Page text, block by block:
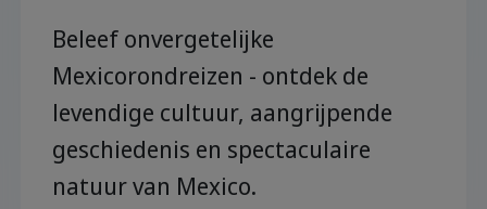
Beleef onvergetelijke
Mexicorondreizen - ontdek de
levendige cultuur, aangrijpende
geschiedenis en spectaculaire
natuur van Mexico.